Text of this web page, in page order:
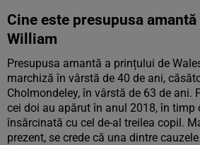
Cine este presupusa
William
Presupusa amantă a prințului de
marchiză în vârstă de 40 de ani,
Cholmondeley, în vârstă de 63 de ani.
cei doi au apărut în anul 2018, în timp
însărcinată cu cel de-al treilea copil.
prezent, se crede că una dintre